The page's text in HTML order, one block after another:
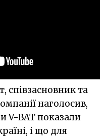
співзасновник та
наголосив,
V-BAT показали
і що для